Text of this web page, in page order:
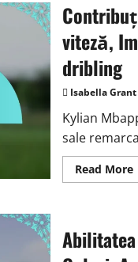
viteză,
dribling
Isabella Grant
Kylian
sale
Read More